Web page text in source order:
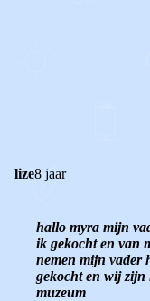
lize8 jaar
hallo myra mijn
ik gekocht en van
nemen mijn vader
gekocht en wij
muzeum